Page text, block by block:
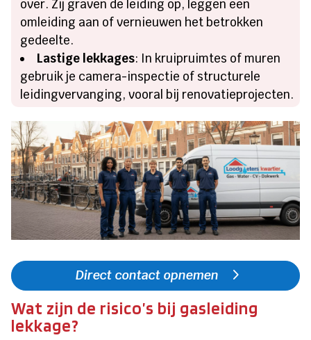
over. Zij graven de leiding op, leggen een
omleiding aan of vernieuwen het betrokken
gedeelte.
Lastige lekkages: In kruipruimtes of muren
gebruik je camera-inspectie of structurele
leidingvervanging, vooral bij renovatieprojecten.
Direct contact opnemen
Wat zijn de risico’s bij gasleiding
lekkage?